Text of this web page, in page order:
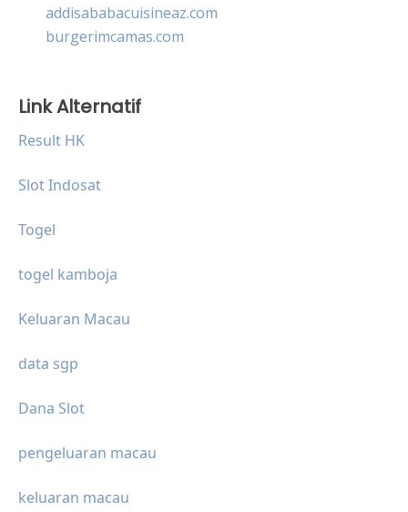
addisababacuisineaz.com
burgerimcamas.com
Link Alternatif
Result HK
Slot Indosat
Togel
togel kamboja
Keluaran Macau
data sgp
Dana Slot
pengeluaran macau
keluaran macau